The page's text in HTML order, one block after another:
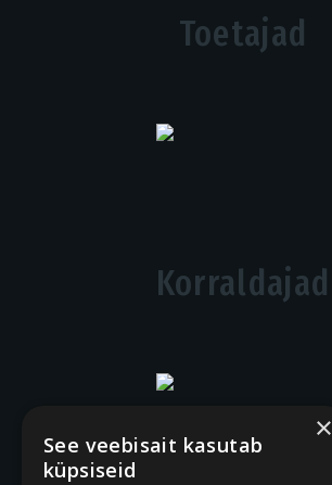
Toetajad
Korraldajad
×
See veebisait kasutab
küpsiseid